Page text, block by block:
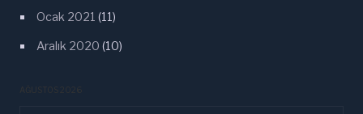
Ocak 2021 (11)
Aralık 2020 (10)
AĞUSTOS 2026